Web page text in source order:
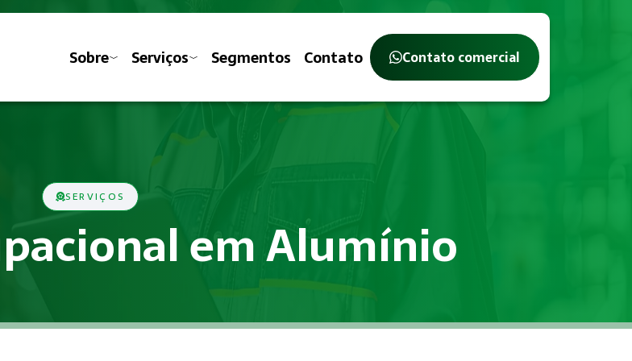
Sobre Serviços Segmentos Contato Contato comercial
SERVIÇOS
em Alumínio
nas Normas Regulamentadoras do Ministério do Trabalho, com o objetivo de identificar,